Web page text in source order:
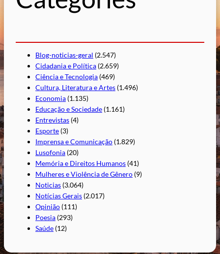
Blog-noticias-geral (2.547)
Cidadania e Política (2.659)
Ciência e Tecnologia (469)
Cultura, Literatura e Artes (1.496)
Economia (1.135)
Educação e Sociedade (1.161)
Entrevistas (4)
Esporte (3)
Imprensa e Comunicação (1.829)
Lusofonia (20)
Memória e Direitos Humanos (41)
Mulheres e Violência de Gênero (9)
Noticias (3.064)
Notícias Gerais (2.017)
Opinião (111)
Poesia (293)
Saúde (12)